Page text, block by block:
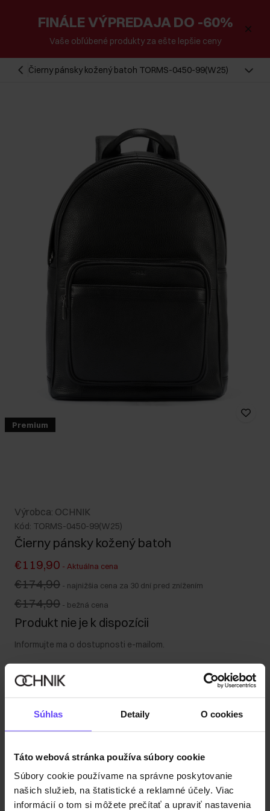
Súhlas Detaily O cookies
Táto webová stránka používa súbory cookie
Súbory cookie používame na správne poskytovanie
našich služieb, na štatistické a reklamné účely. Viac
informácií o tom si môžete prečítať a upraviť nastavenia
FINÁLE VÝPREDAJA DO -60%
Vaše obľúbené produkty za ešte lepšie ceny
Čierny pánsky kožený batoh TORMS-0450-99(W25)
Premium
Výrobca: OCHNIK
Kód: TORMS-0450-99(W25)
Čierny pánsky kožený batoh
€119,90 - Aktuálna cena
€174,90 - najnižšia cena za 30 dní pred znížením
€174,90 - bežná cena
Produkt nie je k dispozícii
Informujte ma o dostupnosti e-mailom.
Vaša e-mailová adresa
Popis produktu